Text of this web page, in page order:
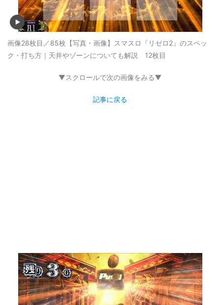
画像28枚目／85枚 【写真・画像】スマスロ『リゼロ2』のスペッ
ク・打ち方｜天井やゾーンについても解説 12枚目
▼スクロールで次の画像をみる▼
記事に戻る